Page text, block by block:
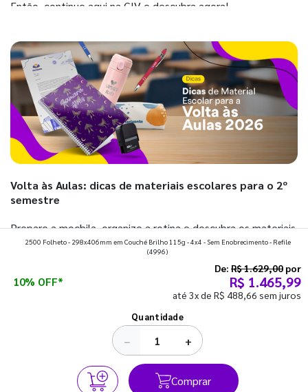
Então, continue aqui na GIV e descubra agora!
Volta às Aulas: dicas de materiais escolares para o 2º
semestre
Prepare a mochila, organize a rotina e descubra os materiais
que fazem toda diferença para começar o segundo
2500 Folheto - 298x406mm em Couché Brilho 115g - 4x4 - Sem Enobrecimento - Refile
(4996)
10% OFF*
De: R$ 1.629,00 por
R$ 1.465,99
até 3x de R$ 488,66 sem juros
Quantidade
− +
Comprar